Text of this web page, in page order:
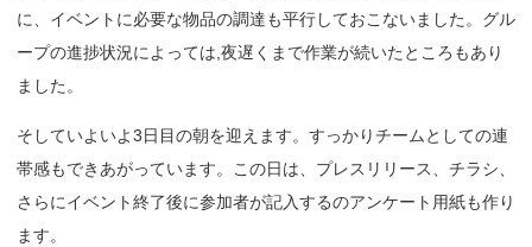
に、イベントに必要な物品の調達も平行しておこないました。グル
ープの進捗状況によっては,夜遅くまで作業が続いたところもあり
ました。
そしていよいよ3日目の朝を迎えます。すっかりチームとしての連
帯感もできあがっています。この日は、プレスリリース、チラシ、
さらにイベント終了後に参加者が記入するのアンケート用紙も作り
ます。